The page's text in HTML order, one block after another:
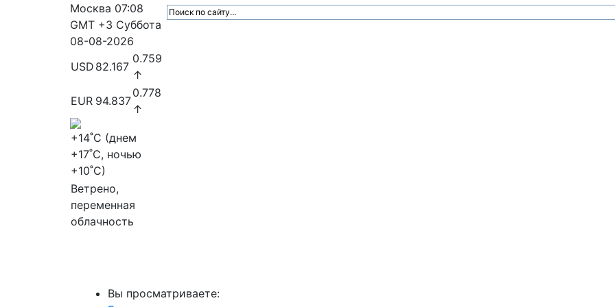
Москва 07:08
GMT +3 Суббота
08-08-2026
USD 82.167
0.759
↑
EUR 94.837
0.778
↑
+14˚C (днем
+17˚C, ночью
+10˚C)
Ветрено,
переменная
облачность
Вы просматриваете: